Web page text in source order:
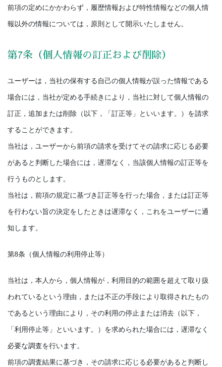
前項の定めにかかわらず，履歴情報および特性情報などの個人情
報以外の情報については，原則として開示いたしません。
第7条（個人情報の訂正および削除）
ユーザーは，当社の保有する自己の個人情報が誤った情報である
場合には，当社が定める手続きにより，当社に対して個人情報の
訂正，追加または削除（以下，「訂正等」といいます。）を請求
することができます。
当社は，ユーザーから前項の請求を受けてその請求に応じる必要
があると判断した場合には，遅滞なく，当該個人情報の訂正等を
行うものとします。
当社は，前項の規定に基づき訂正等を行った場合，または訂正等
を行わない旨の決定をしたときは遅滞なく，これをユーザーに通
知します。
第8条（個人情報の利用停止等）
当社は，本人から，個人情報が，利用目的の範囲を超えて取り扱
われているという理由，または不正の手段により取得されたもの
であるという理由により，その利用の停止または消去（以下，
「利用停止等」といいます。）を求められた場合には，遅滞なく
必要な調査を行います。
前項の調査結果に基づき，その請求に応じる必要があると判断し